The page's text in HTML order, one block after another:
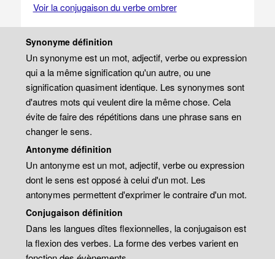
Voir la conjugaison du verbe ombrer
Synonyme définition
Un synonyme est un mot, adjectif, verbe ou expression
qui a la même signification qu'un autre, ou une
signification quasiment identique. Les synonymes sont
d'autres mots qui veulent dire la même chose. Cela
évite de faire des répétitions dans une phrase sans en
changer le sens.
Antonyme définition
Un antonyme est un mot, adjectif, verbe ou expression
dont le sens est opposé à celui d'un mot. Les
antonymes permettent d'exprimer le contraire d'un mot.
Conjugaison définition
Dans les langues dîtes flexionnelles, la conjugaison est
la flexion des verbes. La forme des verbes varient en